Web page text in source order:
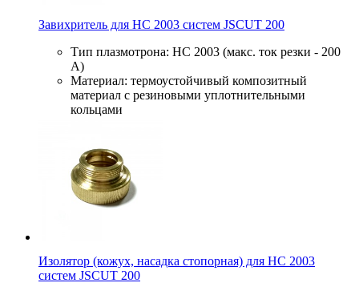
Завихритель для HC 2003 систем JSCUT 200
Тип плазмотрона: HC 2003 (макс. ток резки - 200
А)
Материал: термоустойчивый композитный
материал с резиновыми уплотнительными
кольцами
Изолятор (кожух, насадка стопорная) для HC 2003
систем JSCUT 200